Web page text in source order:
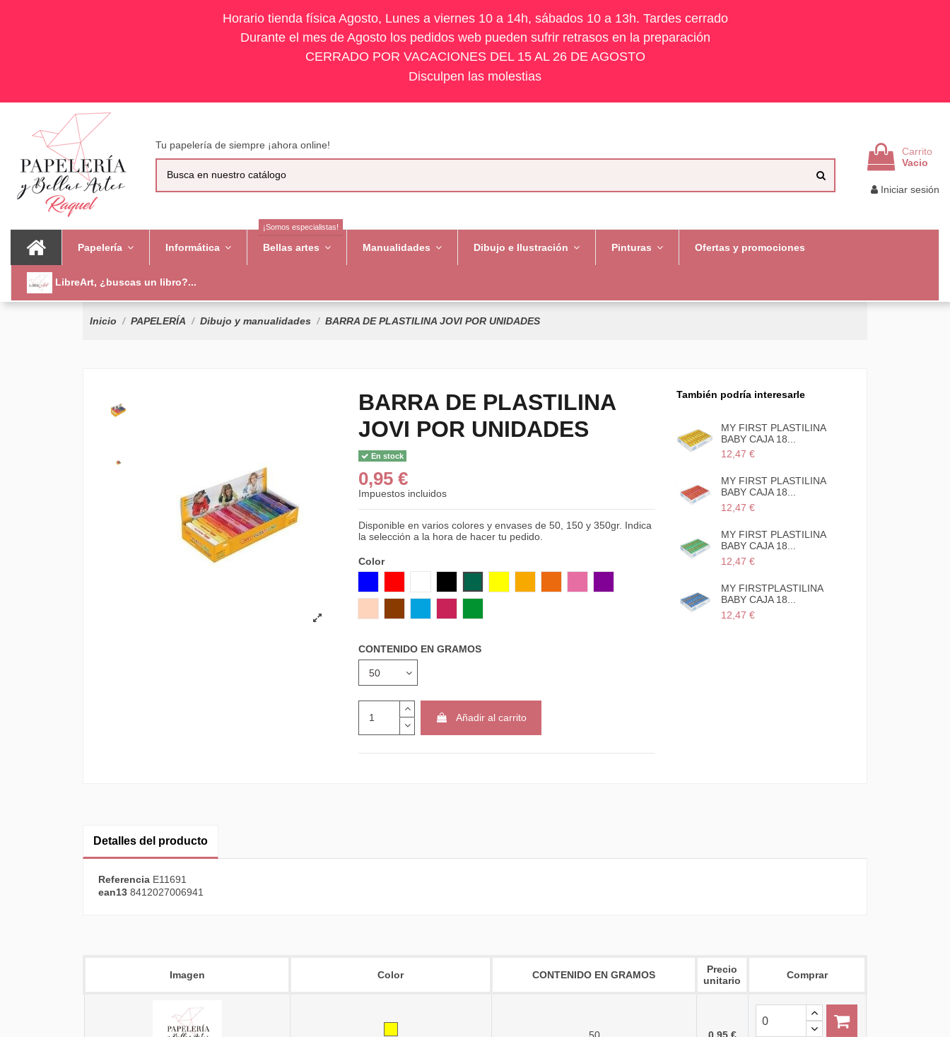
Horario tienda física Agosto, Lunes a viernes 10 a 14h, sábados 10 a 13h. Tardes cerrado
Durante el mes de Agosto los pedidos web pueden sufrir retrasos en la preparación
CERRADO POR VACACIONES DEL 15 AL 26 DE AGOSTO
Disculpen las molestias
Tu papelería de siempre ¡ahora online!
Carrito
Vacio
Iniciar sesión
Papelería Informática Bellas artes
¡Somos especialistas!
Manualidades Dibujo e Ilustración Pinturas Ofertas y promociones
LibreArt, ¿buscas un libro?...
Inicio PAPELERÍA Dibujo y manualidades BARRA DE PLASTILINA JOVI POR UNIDADES
BARRA DE PLASTILINA
JOVI POR UNIDADES
En stock
0,95 €
Impuestos incluidos
Disponible en varios colores y envases de 50, 150 y 350gr. Indica
la selección a la hora de hacer tu pedido.
Color
CONTENIDO EN GRAMOS
Añadir al carrito
También podría interesarle
MY FIRST PLASTILINA
BABY CAJA 18...
12,47 €
MY FIRST PLASTILINA
BABY CAJA 18...
12,47 €
MY FIRST PLASTILINA
BABY CAJA 18...
12,47 €
MY FIRSTPLASTILINA
BABY CAJA 18...
12,47 €
Detalles del producto
Referencia E11691
ean13 8412027006941
Imagen Color CONTENIDO EN GRAMOS
Precio
unitario
Comprar